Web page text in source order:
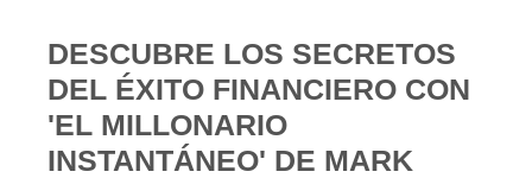
DESCUBRE LOS SECRETOS
DEL ÉXITO FINANCIERO CON
'EL MILLONARIO
INSTANTÁNEO' DE MARK